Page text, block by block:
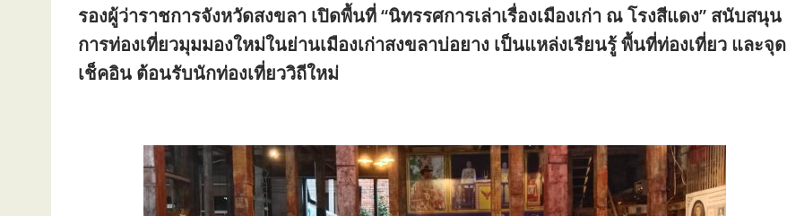
รองผู้ว่าราชการจังหวัดสงขลา เปิดพื้นที่ “นิทรรศการเล่าเรื่องเมืองเก่า ณ โรงสีแดง” สนับสนุน
การท่องเที่ยวมุมมองใหม่ในย่านเมืองเก่าสงขลาบ่อยาง เป็นแหล่งเรียนรู้ พื้นที่ท่องเที่ยว และจุด
เช็คอิน ต้อนรับนักท่องเที่ยววิถีใหม่